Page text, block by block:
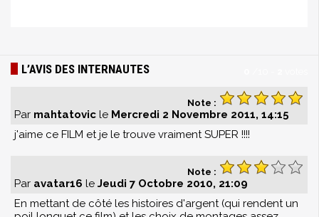
L’AVIS DES INTERNAUTES
Note :
Par mahtatovic le Mercredi 2 Novembre 2011, 14:15
j'aime ce FILM et je le trouve vraiment SUPER !!!!
Note :
Par avatar16 le Jeudi 7 Octobre 2010, 21:09
En mettant de côté les histoires d'argent (qui rendent un